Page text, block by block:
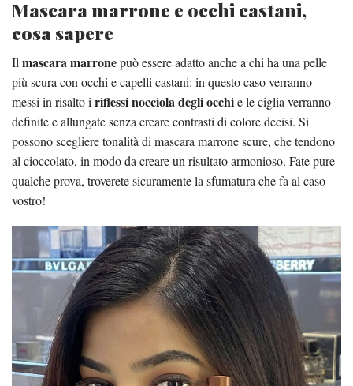
Mascara marrone e occhi castani,
cosa sapere
Il mascara marronepuò essere adatto anche a chi ha una pelle
più scura con occhi e capelli castani: in questo caso verranno
messi in risalto i riflessi nocciola degli occhie le ciglia verranno
definite e allungate senza creare contrasti di colore decisi. Si
possono scegliere tonalità di mascara marrone scure, che tendono
al cioccolato, in modo da creare un risultato armonioso. Fate pure
qualche prova, troverete sicuramente la sfumatura che fa al caso
vostro!